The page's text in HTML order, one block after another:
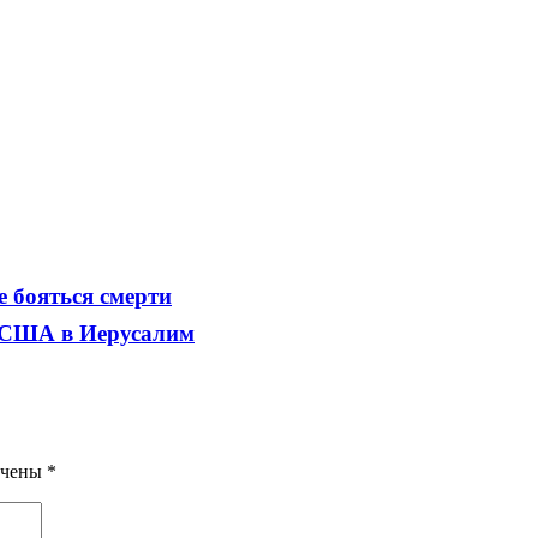
смерти
США в Иерусалим
*